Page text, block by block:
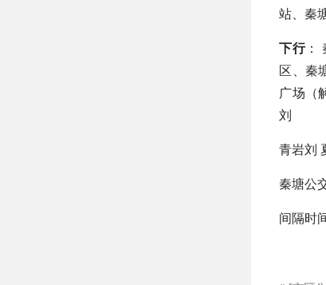
站、秦
下行：
区、秦
广场（
刘
青岩刘
秦塘公
间隔时